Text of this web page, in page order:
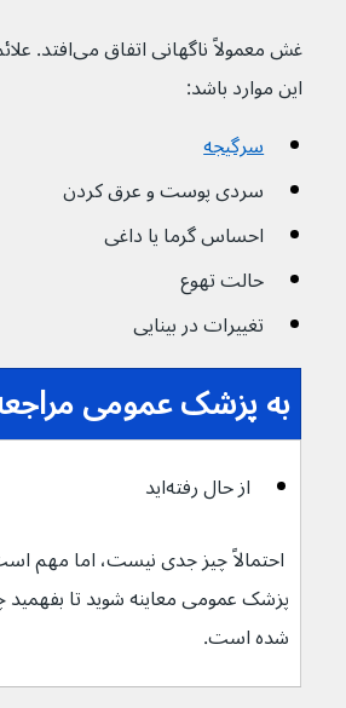
این موارد باشد:
سرگیجه
سردی پوست و عرق کردن
احساس گرما یا داغی
حالت تهوع
تغییرات در بینایی
به پزشک عمومی
از حال رفته‌اید
احتمالاً چیز جدی نیست، اما مهم
پزشک عمومی معاینه شوید تا
شده است.